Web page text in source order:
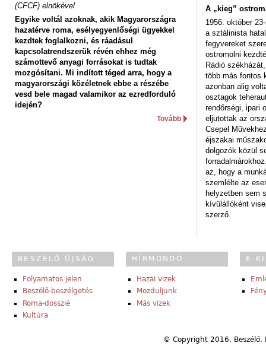
(CFCF) elnökével
Egyike voltál azoknak, akik Magyarországra
hazatérve roma, esélyegyenlőségi ügyekkel
kezdtek foglalkozni, és ráadásul
kapcsolatrendszerük révén ehhez még
számottevő anyagi forrásokat is tudtak
mozgósítani. Mi indított téged arra, hogy a
magyarországi közéletnek ebbe a részébe
vesd bele magad valamikor az ezredforduló
idején?
Tovább
A „kieg”
1956. október
a sztálinista
fegyvereket
ostromolni
Rádió
több más fontos
azonban alig
osztagok
rendőrségi, ipari
eljutottak az
Csepel
éjszakai
dolgozók közül
az, hogy a
szemlélte az
helyzetben sem
kívülállóként
szerző.
BESZÉLŐ ÚJSÁG
Folyamatos jelen
Beszélő-beszélgetés
Roma-dosszié
Kultúra
HÍRMONDÓ
Hazai vizek
Mozduljunk
Más vizek
E-
© Copyright 2016,